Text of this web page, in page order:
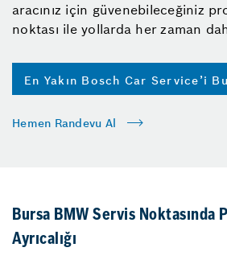
aracınız için güvenebileceğiniz
noktası ile yollarda her zaman
En Yakın Bosch Car Service’i
Hemen Randevu Al
Bursa BMW Servis Noktasında
Ayrıcalığı